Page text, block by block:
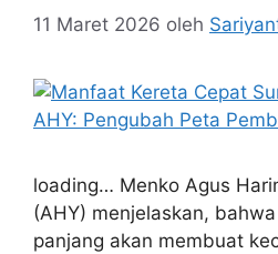
11 Maret 2026 oleh
loading… Menko Agus
(AHY) menjelaskan,
panjang akan membuat